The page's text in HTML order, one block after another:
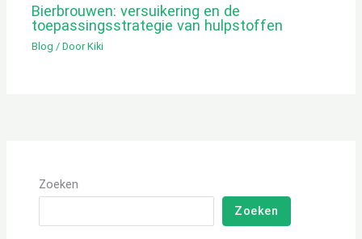
Bierbrouwen: versuikering en de
toepassingsstrategie van hulpstoffen
Blog / DoorKiki
Zoeken
Zoeken